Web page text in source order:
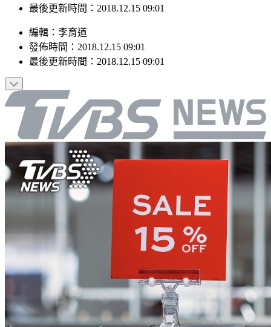
最後更新時間：2018.12.15 09:01
編輯 ： 李育道
發佈時間： 2018.12.15 09:01
最後更新時間： 2018.12.15 09:01